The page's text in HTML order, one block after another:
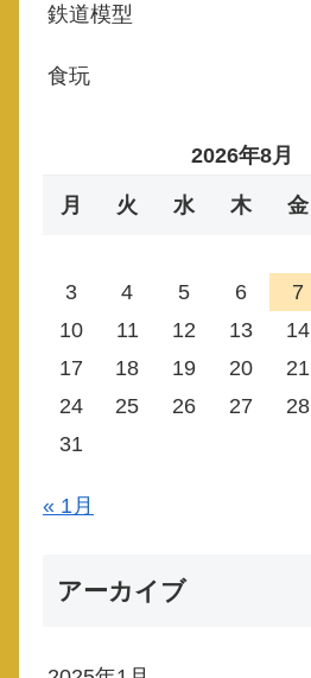
鉄道模型
食玩
2026年8月
月 火 水 木 金
3
4 5 6 7
10
11 12 13 14
17
18 19 20 21
24
25 26 27 28
31
« 1月
アーカイブ